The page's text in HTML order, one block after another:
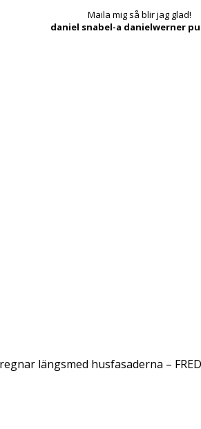
Maila mig så blir jag glad!
daniel snabel-a danielwerner
längsmed husfasaderna –